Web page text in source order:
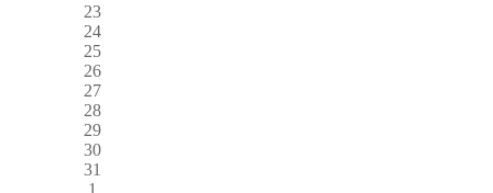
23
24
25
26
27
28
29
30
31
1